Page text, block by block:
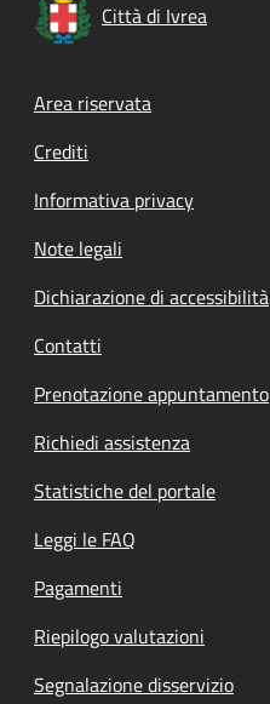
Città di Ivrea
Footer menu
Area riservata
Crediti
Informativa privacy
Note legali
Dichiarazione di accessibilità
Contatti
Prenotazione appuntamento
Richiedi assistenza
Statistiche del portale
Leggi le FAQ
Pagamenti
Riepilogo valutazioni
Segnalazione disservizio